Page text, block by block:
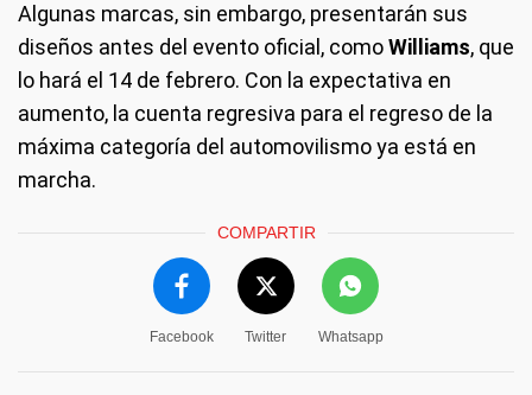
Algunas marcas, sin embargo, presentarán sus
diseños antes del evento oficial, comoWilliams, que
lo hará el 14 de febrero. Con la expectativa en
aumento, la cuenta regresiva para el regreso de la
máxima categoría del automovilismo ya está en
marcha.
COMPARTIR
Facebook Twitter Whatsapp